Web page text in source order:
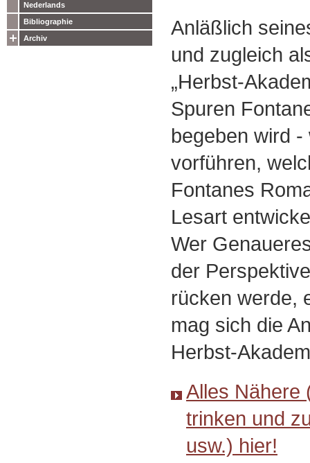
Nederlands
Bibliographie
Archiv
Anläßlich
und zugleich
„Herbst-
Spuren
begeben wird -
vorführen,
Fontanes
Lesart
Wer
der
rücken werde,
mag sich die
Herbst-
Alles Nähere
trinken und
usw.) hier!